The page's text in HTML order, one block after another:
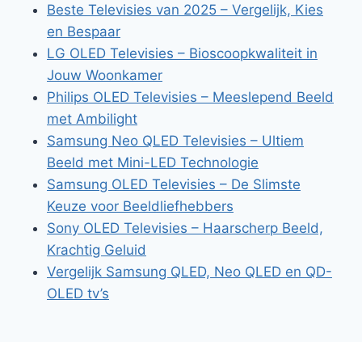
Beste Televisies van 2025 – Vergelijk, Kies
en Bespaar
LG OLED Televisies – Bioscoopkwaliteit in
Jouw Woonkamer
Philips OLED Televisies – Meeslepend Beeld
met Ambilight
Samsung Neo QLED Televisies – Ultiem
Beeld met Mini-LED Technologie
Samsung OLED Televisies – De Slimste
Keuze voor Beeldliefhebbers
Sony OLED Televisies – Haarscherp Beeld,
Krachtig Geluid
Vergelijk Samsung QLED, Neo QLED en QD-
OLED tv’s